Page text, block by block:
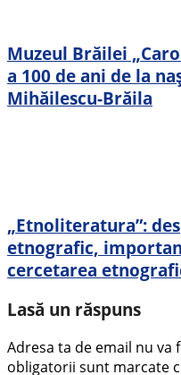
Muzeul Brăilei
a 100 de ani de la
Mihăilescu-Brăila
„Etnoliteratura”:
etnografic,
cercetarea
Lasă un răspuns
Adresa ta de email nu va
obligatorii sunt marcate